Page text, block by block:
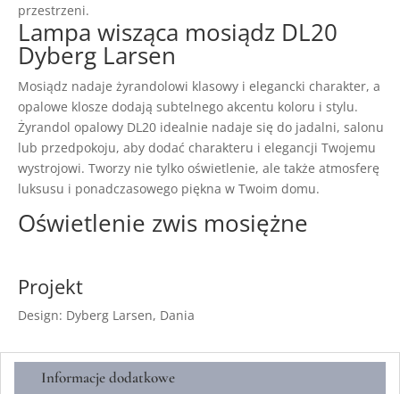
przestrzeni.
Lampa wisząca mosiądz DL20
Dyberg Larsen
Mosiądz nadaje żyrandolowi klasowy i elegancki charakter, a
opalowe klosze dodają subtelnego akcentu koloru i stylu.
Żyrandol opalowy DL20 idealnie nadaje się do jadalni, salonu
lub przedpokoju, aby dodać charakteru i elegancji Twojemu
wystrojowi. Tworzy nie tylko oświetlenie, ale także atmosferę
luksusu i ponadczasowego piękna w Twoim domu.
Oświetlenie zwis mosiężne
Projekt
Design: Dyberg Larsen, Dania
Informacje dodatkowe